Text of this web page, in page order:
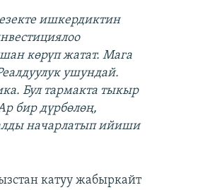
ишкердиктин
көрүп жатат. Мага
ушундай.
Бул тармакта тыкыр
бир дүрбөлөң,
начарлатып ийиши
катуу жабыркайт